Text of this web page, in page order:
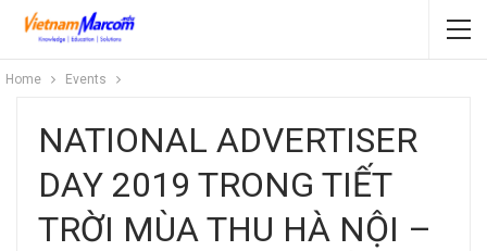
Home Events
NATIONAL ADVERTISER
DAY 2019 TRONG TIẾT
TRỜI MÙA THU HÀ NỘI –